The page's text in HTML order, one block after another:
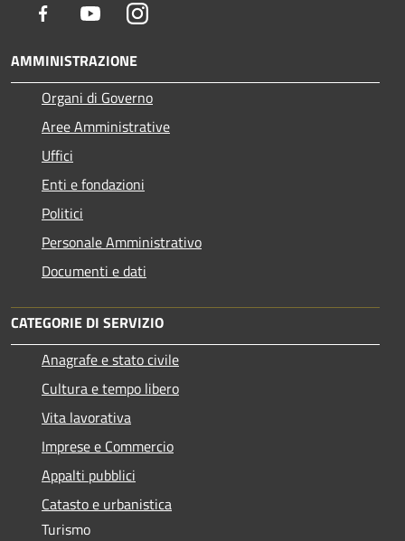
Facebook YoutubeInstagram
AMMINISTRAZIONE
Organi di Governo
Aree Amministrative
Uffici
Enti e fondazioni
Politici
Personale Amministrativo
Documenti e dati
CATEGORIE DI SERVIZIO
Anagrafe e stato civile
Cultura e tempo libero
Vita lavorativa
Imprese e Commercio
Appalti pubblici
Catasto e urbanistica
Turismo